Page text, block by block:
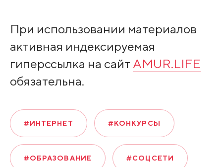
При использовании материалов
активная индексируемая
гиперссылка на сайт AMUR.LIFE
обязательна.
#ИНТЕРНЕТ #КОНКУРСЫ
#ОБРАЗОВАНИЕ #СОЦСЕТИ